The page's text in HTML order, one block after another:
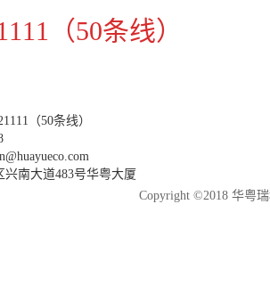
（50条线）
（50条线）
南大道483号华粤大厦
Copyright ©2018 华粤